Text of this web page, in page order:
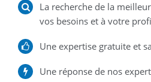
La recherche de la
vos besoins et à votre
Une expertise gratuite et
Une réponse de nos